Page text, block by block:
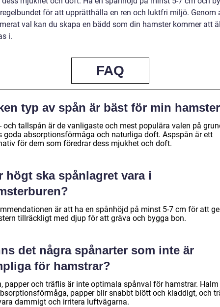
för att upprätthålla en ren och luktfri miljö. Genom
val kan du skapa en bädd som din hamster kommer att
i.
FAQ
typ av spån är bäst för min
och tallspån är de vanligaste och mest populära valen på
goda absorptionsförmåga och naturliga doft. Aspspån är ett
för dem som föredrar dess mjukhet och doft.
högt ska spånlagret vara i
är att ha en spånhöjd på minst 5-7 cm för att ge
tillräckligt med djup för att gräva och bygga bon.
det några spånarter som inte är
för hamstrar?
papper och träflis är inte optimala spånval för hamstrar. Halm
papper blir snabbt blött och kladdigt, och
dammigt och irritera luftvägarna.